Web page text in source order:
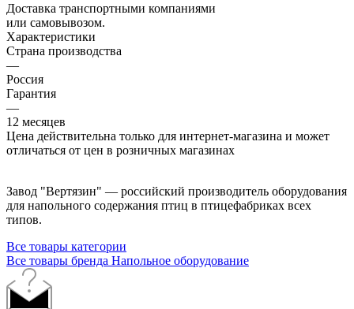
Доставка транспортными компаниями
или самовывозом.
Характеристики
Страна производства
—
Россия
Гарантия
—
12 месяцев
Цена действительна только для интернет-магазина и может
отличаться от цен в розничных магазинах
Завод "Вертязин" — российский производитель оборудования
для напольного содержания птиц в птицефабриках всех
типов.
Все товары категории
Все товары бренда Напольное оборудование